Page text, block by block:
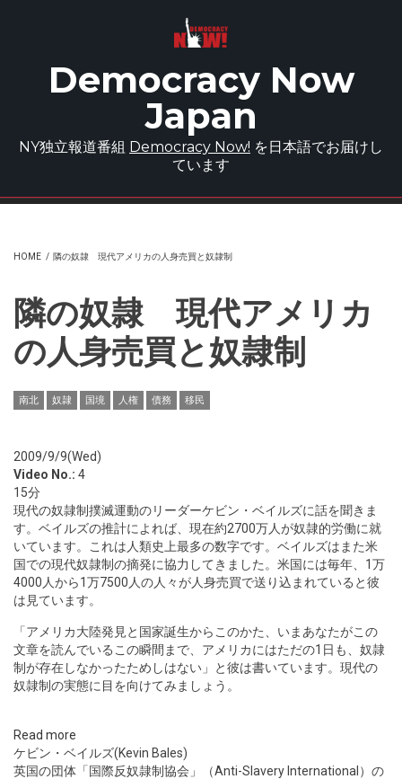
Democracy Now
Japan
NY独立報道番組 Democracy Now! を日本語でお届けし
ています
HOME / 隣の奴隷 現代アメリカの人身売買と奴隷制
隣の奴隷 現代アメリカ
の人身売買と奴隷制
南北 奴隷 国境 人権 債務 移民
2009/9/9(Wed)
Video No.: 4
15分
現代の奴隷制撲滅運動のリーダーケビン・ベイルズに話を聞きま
す。ベイルズの推計によれば、現在約2700万人が奴隷的労働に就
いています。これは人類史上最多の数字です。ベイルズはまた米
国での現代奴隷制の摘発に協力してきました。米国には毎年、1万
4000人から1万7500人の人々が人身売買で送り込まれていると彼
は見ています。
「アメリカ大陸発見と国家誕生からこのかた、いまあなたがこの
文章を読んでいるこの瞬間まで、アメリカにはただの1日も、奴隷
制が存在しなかったためしはない」と彼は書いています。現代の
奴隷制の実態に目を向けてみましょう。
Read more
ケビン・ベイルズ(Kevin Bales)
英国の団体「国際反奴隷制協会」（Anti-Slavery International）の